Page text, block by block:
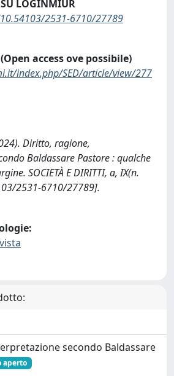
SU LOGINMIUR
2531-6710/27789
access ove possibile)
index.php/SED/article/view/277
Diritto, ragione,
Baldassare Pastore : qualche
SOCIETÀ E DIRITTI, a, IX(n.
2531-6710/27789].
secondo Baldassare
aperto